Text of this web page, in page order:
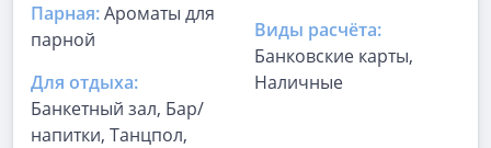
Парная:Ароматы для
парной
Для отдыха:
Банкетный зал, Бар/
напитки, Танцпол,
Виды расчёта:
Банковские карты,
Наличные